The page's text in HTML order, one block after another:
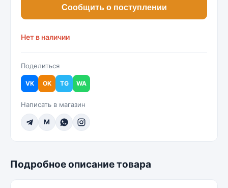
Сообщить о поступлении
Нет в наличии
Поделиться
VK OK TG WA
Написать в магазин
M
Подробное описание товара